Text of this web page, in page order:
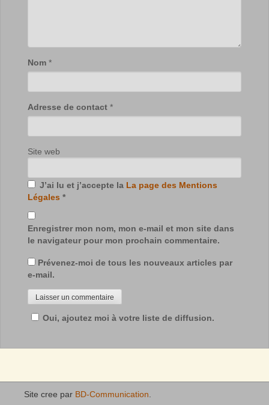
Nom *
Adresse de contact *
Site web
J’ai lu et j’accepte la La page des Mentions
Légales *
Enregistrer mon nom, mon e-mail et mon site dans
le navigateur pour mon prochain commentaire.
Prévenez-moi de tous les nouveaux articles par
e-mail.
Oui, ajoutez moi à votre liste de diffusion.
Site cree par BD-Communication